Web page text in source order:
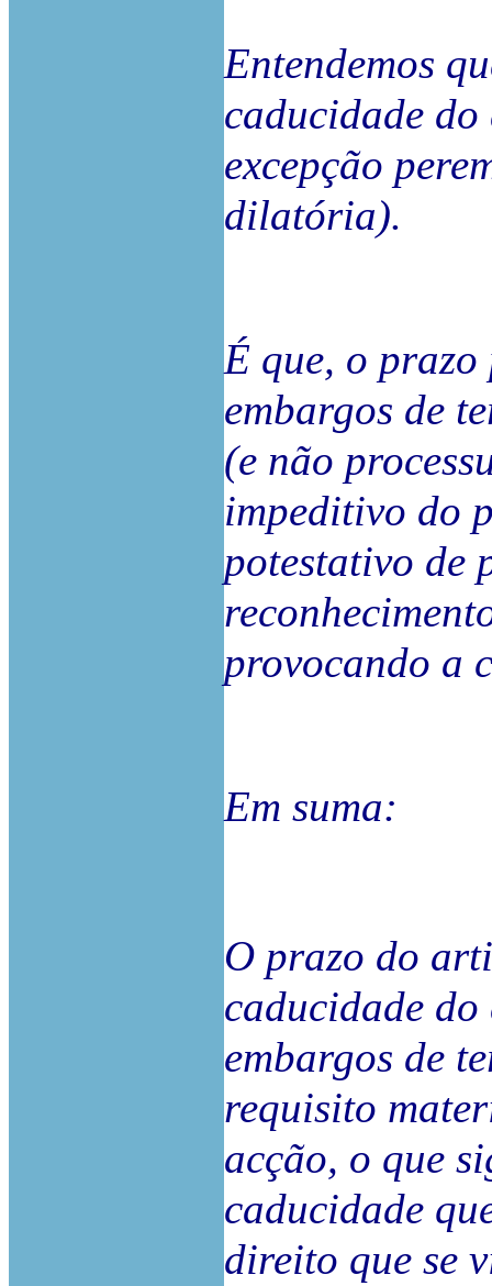
Entendemos
caducidade
excepção
dilatória).
É que, o
embargos de
(e não
impeditivo do
potestativo de
provocando a
Em suma:
O prazo do
caducidade
embargos de
requisito
acção, o que
caducidade
direito que se